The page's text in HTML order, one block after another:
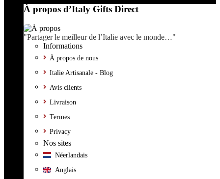
À propos d’Italy Gifts Direct
"Partager le meilleur de l’Italie avec le monde…"
Informations
À propos de nous
Italie Artisanale - Blog
Avis clients
Livraison
Termes
Privacy
Nos sites
Néerlandais
Anglais